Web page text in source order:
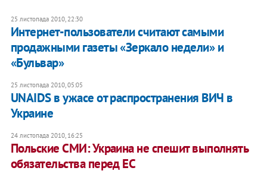
25 листопада 2010, 22:30
Интернет-пользователи считают самыми
продажными газеты «Зеркало недели» и
«Бульвар»
25 листопада 2010, 05:05
UNAIDS в ужасе от распространения ВИЧ в
Украине
24 листопада 2010, 16:25
Польские СМИ: Украина не спешит выполнять
обязательства перед ЕС